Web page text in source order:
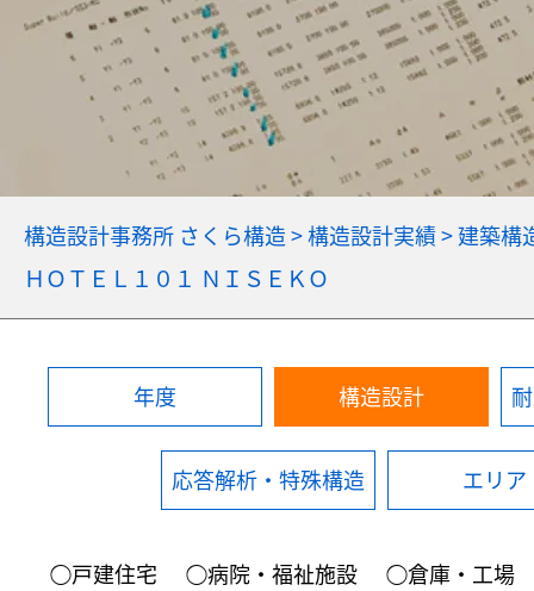
構造設計事務所 さくら構造>構造設計実績>建築構
ＨＯＴＥＬ１０１ ＮＩＳＥＫＯ
年度 構造設計
応答解析・特殊構造 エリア
◯戸建住宅 ◯病院・福祉施設
◯倉庫・工場